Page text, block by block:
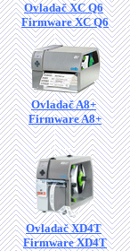
Ovladač XC Q6
Firmware XC Q6
Ovladač A8+
Firmware A8+
Ovladač XD4T
Firmware XD4T